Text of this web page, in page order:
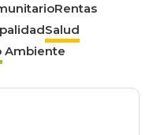
Rentas
Salud
Ambiente